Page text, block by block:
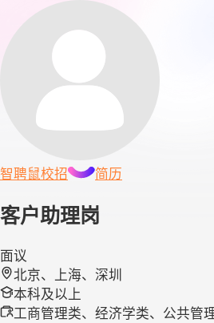
智聘鼠校招 简历
客户助理岗
面议
北京、上海、深圳
本科及以上
工商管理类、经济学类、公共管